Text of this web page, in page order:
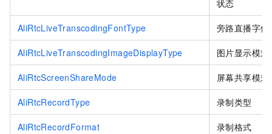
状态
AliRtcLiveTranscodingFontType 旁路直播字体
AliRtcLiveTranscodingImageDisplayType 图片显示模式
AliRtcScreenShareMode 屏幕共享模式
AliRtcRecordType 录制类型
AliRtcRecordFormat 录制格式